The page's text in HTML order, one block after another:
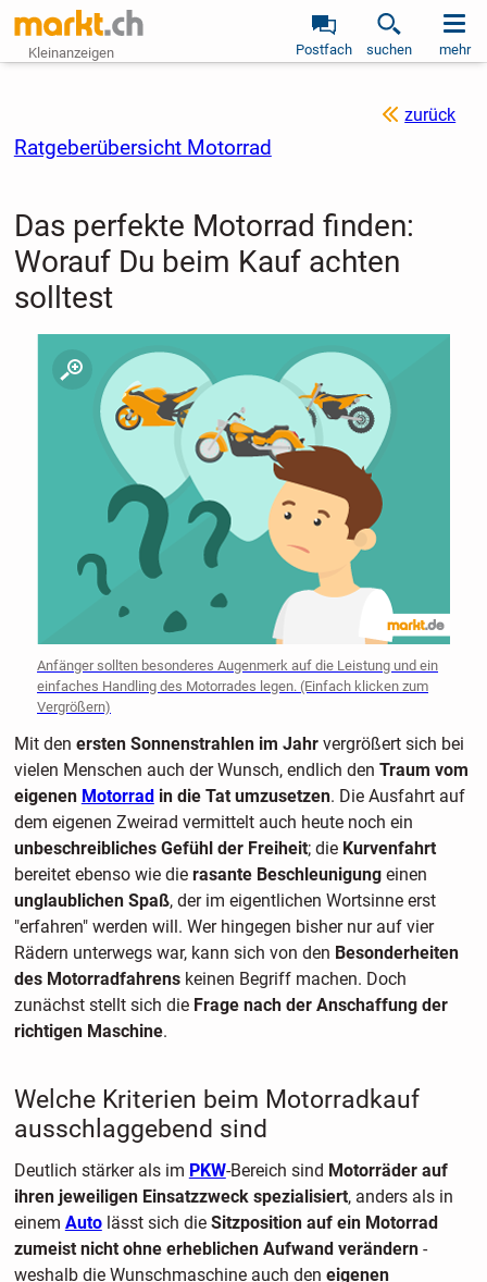
Kleinanzeigen Postfach suchen mehr
zurück
Ratgeberübersicht Motorrad
Das perfekte Motorrad finden:
Worauf Du beim Kauf achten
solltest
Anfänger sollten besonderes Augenmerk auf die Leistung und ein
einfaches Handling des Motorrades legen. (Einfach klicken zum
Vergrößern)
Mit den ersten Sonnenstrahlen im Jahrvergrößert sich bei
vielen Menschen auch der Wunsch, endlich den Traum vom
eigenen Motorradin die Tat umzusetzen. Die Ausfahrt auf
dem eigenen Zweirad vermittelt auch heute noch ein
unbeschreibliches Gefühl der Freiheit; die Kurvenfahrt
bereitet ebenso wie die rasante Beschleunigungeinen
unglaublichen Spaß, der im eigentlichen Wortsinne erst
"erfahren" werden will. Wer hingegen bisher nur auf vier
Rädern unterwegs war, kann sich von den Besonderheiten
des Motorradfahrenskeinen Begriff machen. Doch
zunächst stellt sich die Frage nach der Anschaffung der
richtigen Maschine.
Welche Kriterien beim Motorradkauf
ausschlaggebend sind
Deutlich stärker als im PKW-Bereich sind Motorräder auf
ihren jeweiligen Einsatzzweck spezialisiert, anders als in
einem Autolässt sich die Sitzposition auf ein Motorrad
zumeist nicht ohne erheblichen Aufwand verändern-
weshalb die Wunschmaschine auch den eigenen